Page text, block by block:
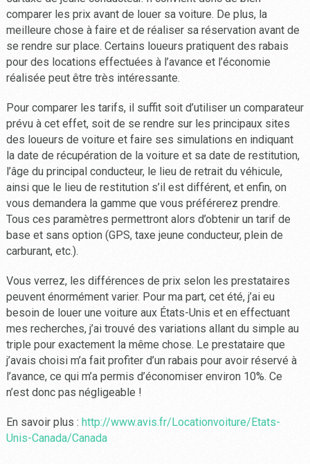
comparer les prix avant de louer sa voiture. De plus, la
meilleure chose à faire et de réaliser sa réservation avant de
se rendre sur place. Certains loueurs pratiquent des rabais
pour des locations effectuées à l’avance et l’économie
réalisée peut être très intéressante.
Pour comparer les tarifs, il suffit soit d’utiliser un comparateur
prévu à cet effet, soit de se rendre sur les principaux sites
des loueurs de voiture et faire ses simulations en indiquant
la date de récupération de la voiture et sa date de restitution,
l’âge du principal conducteur, le lieu de retrait du véhicule,
ainsi que le lieu de restitution s’il est différent, et enfin, on
vous demandera la gamme que vous préférerez prendre.
Tous ces paramètres permettront alors d’obtenir un tarif de
base et sans option (GPS, taxe jeune conducteur, plein de
carburant, etc.).
Vous verrez, les différences de prix selon les prestataires
peuvent énormément varier. Pour ma part, cet été, j’ai eu
besoin de louer une voiture aux États-Unis et en effectuant
mes recherches, j’ai trouvé des variations allant du simple au
triple pour exactement la même chose. Le prestataire que
j’avais choisi m’a fait profiter d’un rabais pour avoir réservé à
l’avance, ce qui m’a permis d’économiser environ 10%. Ce
n’est donc pas négligeable !
En savoir plus : http://www.avis.fr/Locationvoiture/Etats-
Unis-Canada/Canada